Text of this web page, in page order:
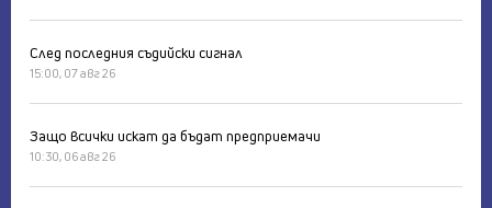
След последния съдийски сигнал
15:00, 07 авг 26
Защо всички искат да бъдат предприемачи
10:30, 06 авг 26